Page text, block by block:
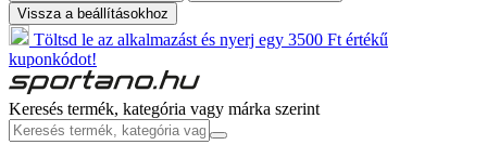
Vissza a beállításokhoz
Töltsd le az alkalmazást és nyerj egy 3500 Ft értékű
kuponkódot!
Keresés termék, kategória vagy márka szerint